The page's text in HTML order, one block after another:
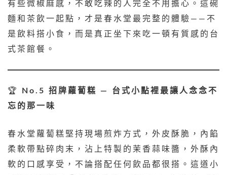
有些微椒麻感，不敢吃辣的人完全不用擔心。這碗
麵和茶飲一起點，才是春水堂最完整的體驗——不
是飲料搭小食，而是真正坐下來吃一頓有質感的台
式茶館餐。
🏆
No.5 招牌蘿蔔糕 — 台式小點裡最讓人念念不
忘的那一味
春水堂蘿蔔糕堅持現場煎炸方式，外皮酥脆，內餡
柔軟帶點碎肉末，沾上特製的茉香蒜味醬，外酥內
軟的口感享受，不論搭配任何飲品都很搭。這道小